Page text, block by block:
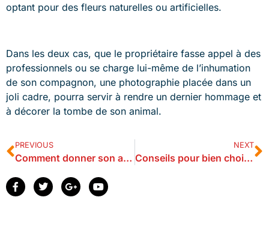
optant pour des fleurs naturelles ou artificielles.
Dans les deux cas, que le propriétaire fasse appel à des
professionnels ou se charge lui-même de l’inhumation
de son compagnon, une photographie placée dans un
joli cadre, pourra servir à rendre un dernier hommage et
à décorer la tombe de son animal.
PREVIOUS
Comment donner son animal à la SPA ?
NEXT
Conseils pour bien choisir son assurance animaux